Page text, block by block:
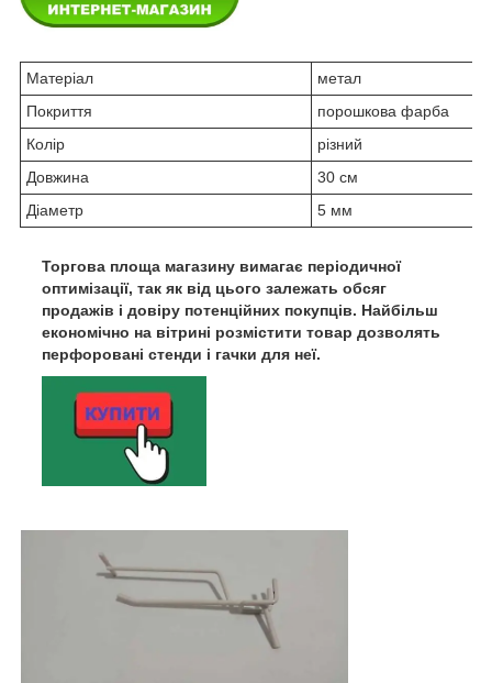
Матеріал
метал
Покриття
порошкова фарба
Колір
різний
Довжина
30 см
Діаметр
5 мм
Торгова площа магазину вимагає періодичної
оптимізації, так як від цього залежать обсяг
продажів і довіру потенційних покупців. Найбільш
економічно на вітрині розмістити товар дозволять
перфоровані стенди і гачки для неї.